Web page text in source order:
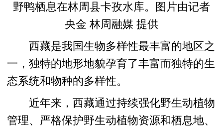
野鸭栖息在林周县卡孜水库。图片由记者
央金 林周融媒 提供
西藏是我国生物多样性最丰富的地区之
一，独特的地形地貌孕育了丰富而独特的生
态系统和物种的多样性。
近年来，西藏通过持续强化野生动植物
管理、严格保护野生动植物资源和栖息地、